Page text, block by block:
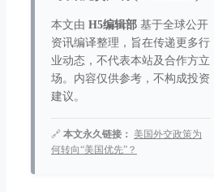
本文由 H5编辑部 基于全球公开
资讯编译整理，旨在传递更多行
业动态，不代表本站及合作方立
场。内容仅供参考，不构成投资
建议。
🔗 本文永久链接：
美国外交政策为
何转向“美国优先”？